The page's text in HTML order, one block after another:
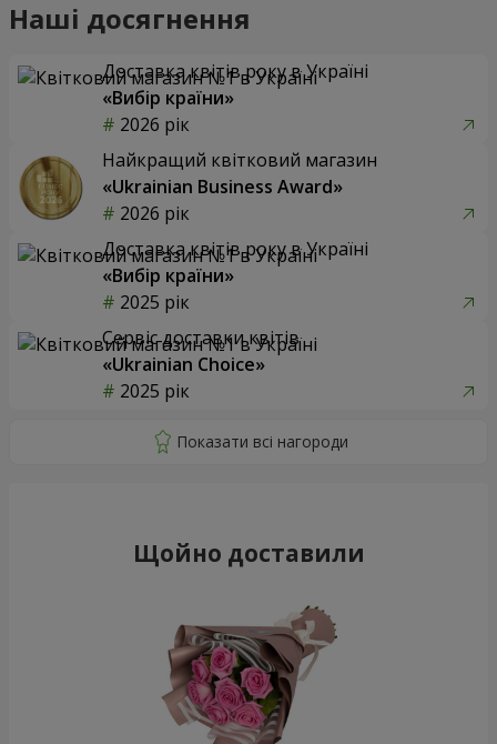
Наші досягнення
Доставка квітів року в Україні
«Вибір країни»
2026 рік
Найкращий квітковий магазин
«Ukrainian Business Award»
2026 рік
Доставка квітів року в Україні
«Вибір країни»
2025 рік
Сервіс доставки квітів
«Ukrainian Choice»
2025 рік
Щойно доставили